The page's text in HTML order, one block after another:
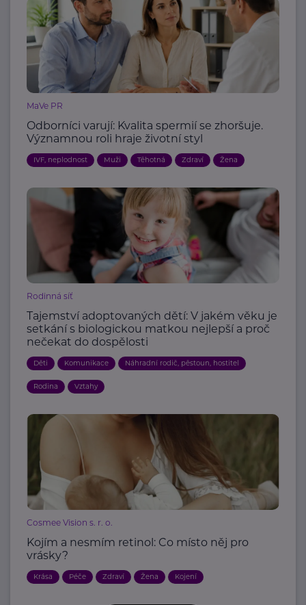
MaVe PR
Odborníci varují: Kvalita spermií se zhoršuje.
Významnou roli hraje životní styl
IVF, neplodnost Muži Těhotná Zdraví Žena
Rodinná síť
Tajemství adoptovaných dětí: V jakém věku je
setkání s biologickou matkou nejlepší a proč
nečekat do dospělosti
Děti Komunikace Náhradní rodič, pěstoun, hostitel
Rodina Vztahy
Cosmee Vision s. r. o.
Kojím a nesmím retinol: Co místo něj pro
vrásky?
Krása Péče Zdraví Žena Kojení